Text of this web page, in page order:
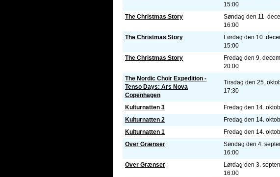
15:00
The Christmas Story
Søndag den 11.
16:00
The Christmas Story
Lørdag den 10.
15:00
The Christmas Story
Fredag den 9.
20:00
The Nordic Choir Expedition -
Tenso Days: Ars Nova
Copenhagen
Tirsdag den 25.
17:30
Kulturnatten 3 Fredag den 14.
Kulturnatten 2
Fredag den 14.
Kulturnatten 1
Fredag den 14.
Over Grænser
Søndag den 4.
16:00
Over Grænser
Lørdag den 3.
16:00